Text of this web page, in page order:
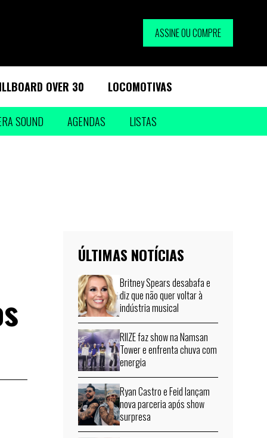
ASSINE OU COMPRE
OVER 30 LOCOMOTIVAS
SOUND AGENDAS LISTAS
ÚLTIMAS NOTÍCIAS
Britney Spears desabafa e
diz que não quer voltar à
indústria musical
RIIZE faz show na Namsan
Tower e enfrenta chuva com
energia
Ryan Castro e Feid lançam
nova parceria após show
surpresa